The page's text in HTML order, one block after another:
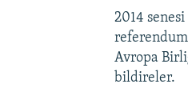
2014
Avropa
bildireler.